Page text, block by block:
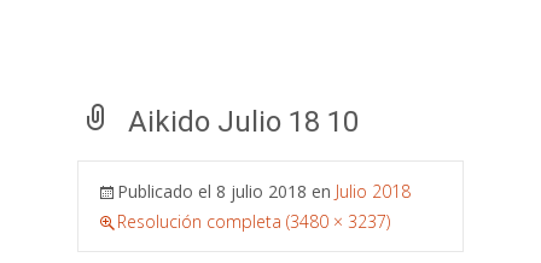
Aikido Julio 18 10
Publicado el 8 julio 2018 en Julio 2018
Resolución completa (3480 × 3237)